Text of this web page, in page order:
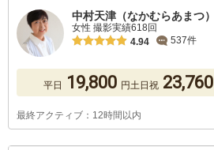
中村天津（なかむらあまつ）
女性 撮影実績618回
4.94
537件
平日 19,800 円土日祝 23,760
最終アクティブ：12時間以内